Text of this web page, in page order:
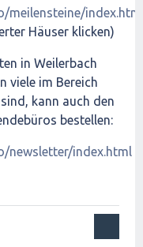
meilensteine/
Häuser klicken)
in Weilerbach
viele im Bereich
kann auch den
bestellen:
newsletter/index.html